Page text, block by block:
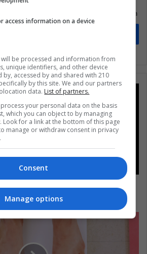
lo que está pasando en Latinoamérica
de la abolición del secreto
pontificio
access information on a device
be processed and information from
unique identifiers, and other device
by, accessed by and shared with 210
by this site. We and our partners
data. List of partners.
your personal data on the basis
which you can object to by managing
for a link at the bottom of this page
manage or withdraw consent in privacy
Consent
Manage options